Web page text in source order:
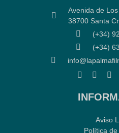
Avenida de
38700 Santa
(+34)
(+34)
Aviso
Política